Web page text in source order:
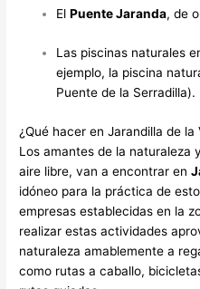
ElPuente Jaranda, de
Las piscinas naturales
ejemplo, la piscina
Puente de la Serradilla).
¿Qué hacer en Jarandilla de la
Los amantes de la naturaleza
aire libre, van a encontrar en
idóneo para la práctica de
empresas establecidas en la
realizar estas actividades
naturaleza amablemente a
como rutas a caballo,